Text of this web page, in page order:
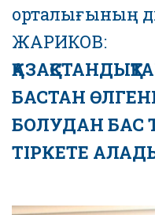
орталығының
ЖАРИКОВ:
БАСТАН
БОЛУДАН БАС
ТІРКЕТЕ